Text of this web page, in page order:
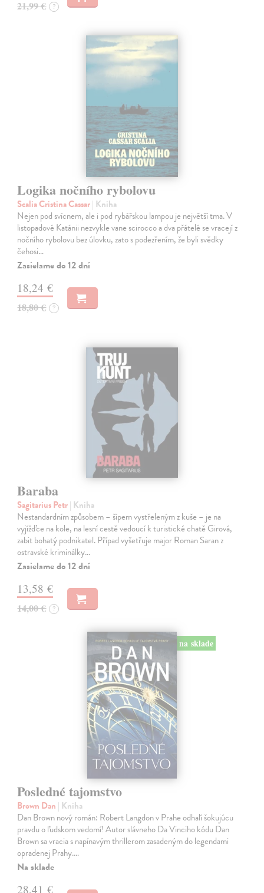
21,99 € ?
Logika nočního rybolovu
Scalia Cristina Cassar| Kniha
Nejen pod svícnem, ale i pod rybářskou lampou je největší tma. V
listopadové Katánii nezvykle vane scirocco a dva přátelé se vracejí z
nočního rybolovu bez úlovku, zato s podezřením, že byli svědky
čehosi…
Zasielame do 12 dní
18,24 €
18,80 € ?
Baraba
Sagitarius Petr| Kniha
Nestandardním způsobem – šípem vystřeleným z kuše – je na
vyjížďce na kole, na lesní cestě vedoucí k turistické chatě Girová,
zabit bohatý podnikatel. Případ vyšetřuje major Roman Saran z
ostravské kriminálky…
Zasielame do 12 dní
13,58 €
14,00 € ?
na sklade
Posledné tajomstvo
Brown Dan | Kniha
Dan Brown nový román: Robert Langdon v Prahe odhalí šokujúcu
pravdu o ľudskom vedomí! Autor slávneho Da Vinciho kódu Dan
Brown sa vracia s napínavým thrillerom zasadeným do legendami
opradenej Prahy.…
Na sklade
28,41 €